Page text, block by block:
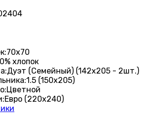
70х70
хлопок
Дуэт (Семейный) (142х205 - 2шт.)
1.5 (150х205)
Цветной
Евро (220х240)